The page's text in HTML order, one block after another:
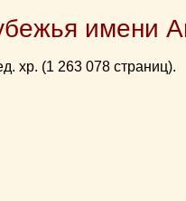
имени
хр. (1 263 078 страниц).